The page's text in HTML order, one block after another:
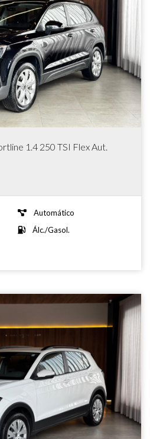
1.4 250 TSI Flex Aut.
Automático
Álc./Gasol.